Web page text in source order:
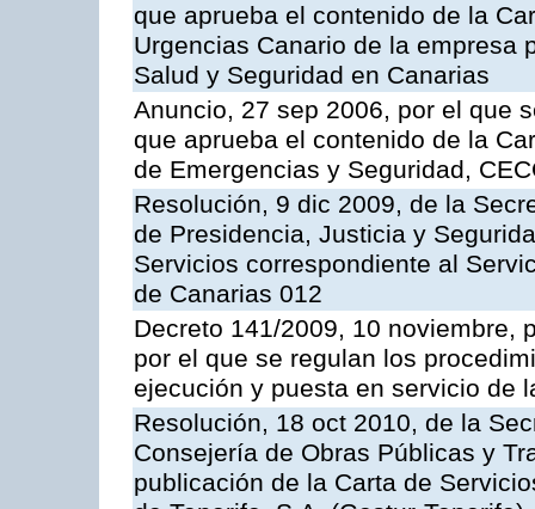
que aprueba el contenido de la
Urgencias Canario de la empresa
Salud y Seguridad en Canarias
Anuncio, 27 sep 2006, por el que
que aprueba el contenido de la
de Emergencias y Seguridad,
Resolución, 9 dic 2009, de la
de Presidencia, Justicia y
Servicios correspondiente al
de Canarias 012
Decreto 141/2009, 10 noviembre,
por el que se regulan los
ejecución y puesta en servicio de
Resolución, 18 oct 2010, de la
Consejería de Obras Públicas y
publicación de la Carta de